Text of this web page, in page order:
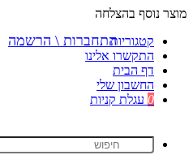
מוצר נוסף בהצלחה
קטגוריות
התקשרו אלינו
דף הבית
החשבון שלי
0 עגלת קניות
התחברות \ הרשמה